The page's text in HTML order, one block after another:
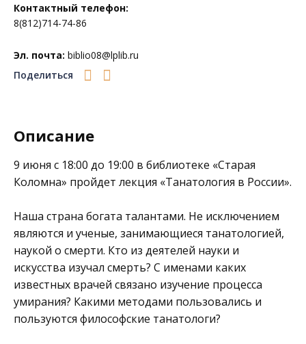
Контактный телефон:
8(812)714-74-86
Эл. почта: biblio08@lplib.ru
Поделиться
Описание
9 июня с 18:00 до 19:00 в библиотеке «Старая
Коломна» пройдет лекция «Танатология в России».
Наша страна богата талантами. Не исключением
являются и ученые, занимающиеся танатологией,
наукой о смерти. Кто из деятелей науки и
искусства изучал смерть? С именами каких
известных врачей связано изучение процесса
умирания? Какими методами пользовались и
пользуются философские танатологи?